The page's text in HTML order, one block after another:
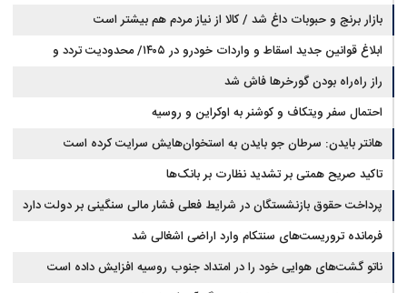
بازار برنج و حبوبات داغ شد / کالا از نیاز مردم هم بیشتر است
ابلاغ قوانین جدید اسقاط و واردات خودرو در ۱۴۰۵/ محدودیت تردد و
سوخت‌رسانی به فرسوده‌ها
راز راه‌راه بودن گورخرها فاش شد
احتمال سفر ویتکاف و کوشنر به اوکراین و روسیه
هانتر بایدن: سرطان جو بایدن به استخوان‌هایش سرایت کرده است
تاکید صریح همتی بر تشدید نظارت بر بانک‌ها
پرداخت حقوق بازنشستگان در شرایط فعلی فشار مالی سنگینی بر دولت دارد
فرمانده تروریست‌های سنتکام وارد اراضی اشغالی شد
ناتو گشت‌های هوایی خود را در امتداد جنوب روسیه افزایش داده است